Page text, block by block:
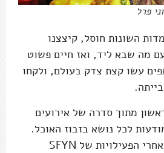
פרל
השונות חוסל, קיצצנו
מה שבא ליד, ואז חיים פשוט
עשו קצת צדק בעולם, ולקחו
מתוך סדרה של אירועים
לכל נושא בזבוז האוכל.
אתם מוזמנים לעקוב אחרי הפעילויות של SFYN